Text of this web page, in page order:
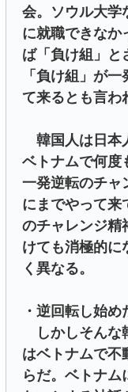
会。ソウル大学
に就職できなか
ば「負け組」と
「負け組」が
て来るとも言わ
韓国人は日本
ベトナムで何度
一発逆転のチャ
にまでやって来
のチャレンジ精
けても消極的に
く異なる。
・逆回転し始
しかしそんな
はベトナムで不
らだ。ベトナム